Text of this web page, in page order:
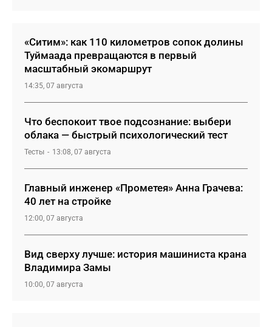
«Ситим»: как 110 километров сопок долины
Туймаада превращаются в первый
масштабный экомаршрут
14:35, 07 августа
Что беспокоит твое подсознание: выбери
облака — быстрый психологический тест
Тесты 13:08, 07 августа
Главный инженер «Прометея» Анна Грачева:
40 лет на стройке
12:00, 07 августа
Вид сверху лучше: история машиниста крана
Владимира Замы
10:00, 07 августа